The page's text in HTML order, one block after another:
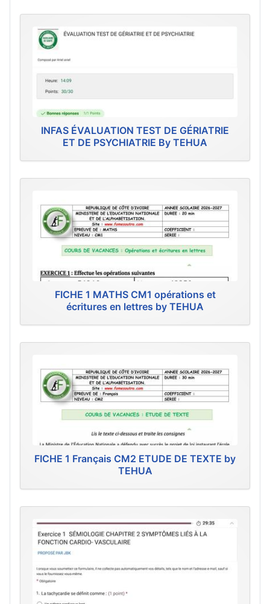
INFAS ÉVALUATION TEST DE GÉRIATRIE
ET DE PSYCHIATRIE By TEHUA
FICHE 1 MATHS CM1 opérations et
écritures en lettres by TEHUA
FICHE 1 Français CM2 ETUDE DE TEXTE by
TEHUA